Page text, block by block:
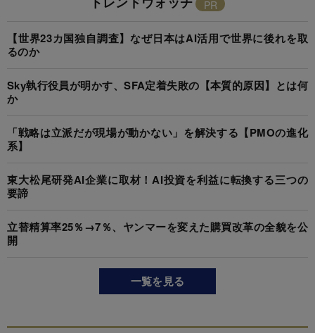
【世界23カ国独自調査】なぜ日本はAI活用で世界に後れを取
るのか
Sky執行役員が明かす、SFA定着失敗の【本質的原因】とは何
か
「戦略は立派だが現場が動かない」を解決する【PMOの進化
系】
東大松尾研発AI企業に取材！AI投資を利益に転換する三つの
要諦
立替精算率25％→7％、ヤンマーを変えた購買改革の全貌を公
開
一覧を見る